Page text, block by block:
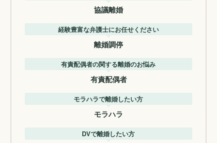
協議離婚
経験豊富な弁護士にお任せください
離婚調停
有責配偶者の関する離婚のお悩み
有責配偶者
モラハラで離婚したい方
モラハラ
DVで離婚したい方